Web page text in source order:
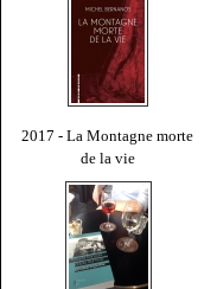
2017 - La Montagne morte
de la vie